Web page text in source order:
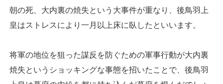
朝の死、大内裏の焼失という大事件が重なり、後鳥羽上
皇はストレスにより一月以上床に臥したといいます。
将軍の地位を狙った謀反を防ぐための軍事行動が大内裏
焼失というショッキングな事態を招いたことで、後鳥羽